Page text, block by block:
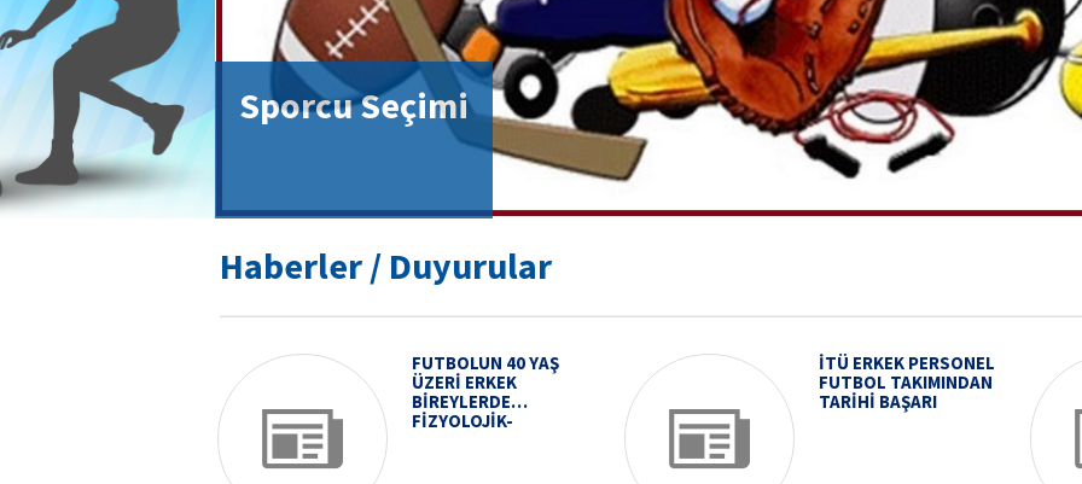
Sporcu Seçimi
Haberler / Duyurular
FUTBOLUN 40 YAŞ
ÜZERİ ERKEK
BİREYLERDE
FİZYOLOJİK-
İTÜ ERKEK PERSONEL
FUTBOL TAKIMINDAN
TARİHİ BAŞARI